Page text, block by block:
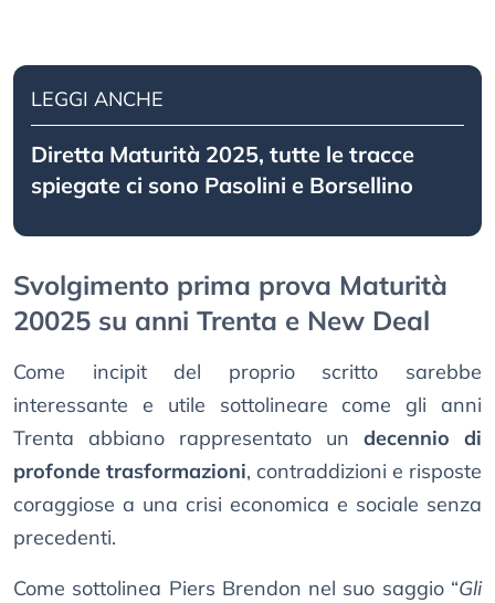
LEGGI ANCHE
Diretta Maturità 2025, tutte le tracce
spiegate ci sono Pasolini e Borsellino
Svolgimento prima prova Maturità
20025 su anni Trenta e New Deal
Come incipit del proprio scritto sarebbe
interessante e utile sottolineare come gli anni
Trenta abbiano rappresentato un decennio di
profonde trasformazioni, contraddizioni e risposte
coraggiose a una crisi economica e sociale senza
precedenti.
Come sottolinea Piers Brendon nel suo saggio “Gli